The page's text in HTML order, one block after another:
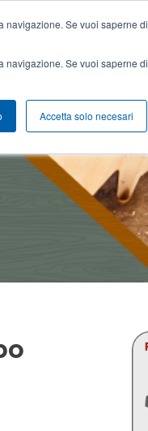
navigazione. Se vuoi saperne di
navigazione. Se vuoi saperne di
Accetta solo necesari